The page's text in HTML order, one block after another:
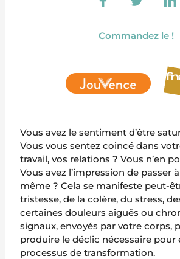
Commandez le !
Vous avez le sentiment d’être
Vous vous sentez coincé dans
travail, vos relations ? Vous n’en
Vous avez l’impression de passer
même ? Cela se manifeste peut-
tristesse, de la colère, du stress,
certaines douleurs aiguës ou
signaux, envoyés par votre corps,
produire le déclic nécessaire pour
processus de transformation.